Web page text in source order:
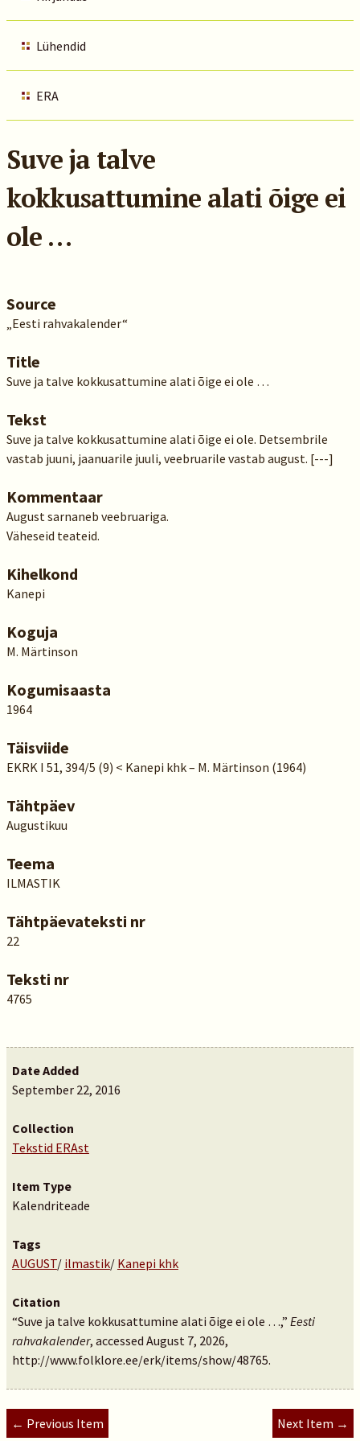
Lühendid
ERA
Suve ja talve
kokkusattumine alati õige ei
ole …
Source
„Eesti rahvakalender“
Title
Suve ja talve kokkusattumine alati õige ei ole …
Tekst
Suve ja talve kokkusattumine alati õige ei ole. Detsembrile
vastab juuni, jaanuarile juuli, veebruarile vastab august. [---]
Kommentaar
August sarnaneb veebruariga.
Väheseid teateid.
Kihelkond
Kanepi
Koguja
M. Märtinson
Kogumisaasta
1964
Täisviide
EKRK I 51, 394/5 (9) < Kanepi khk – M. Märtinson (1964)
Tähtpäev
Augustikuu
Teema
ILMASTIK
Tähtpäevateksti nr
22
Teksti nr
4765
Date Added
September 22, 2016
Collection
Tekstid ERAst
Item Type
Kalendriteade
Tags
AUGUST/ ilmastik/ Kanepi khk
Citation
“Suve ja talve kokkusattumine alati õige ei ole …,” Eesti
rahvakalender, accessed August 7, 2026,
http://www.folklore.ee/erk/items/show/48765.
← Previous Item Next Item →